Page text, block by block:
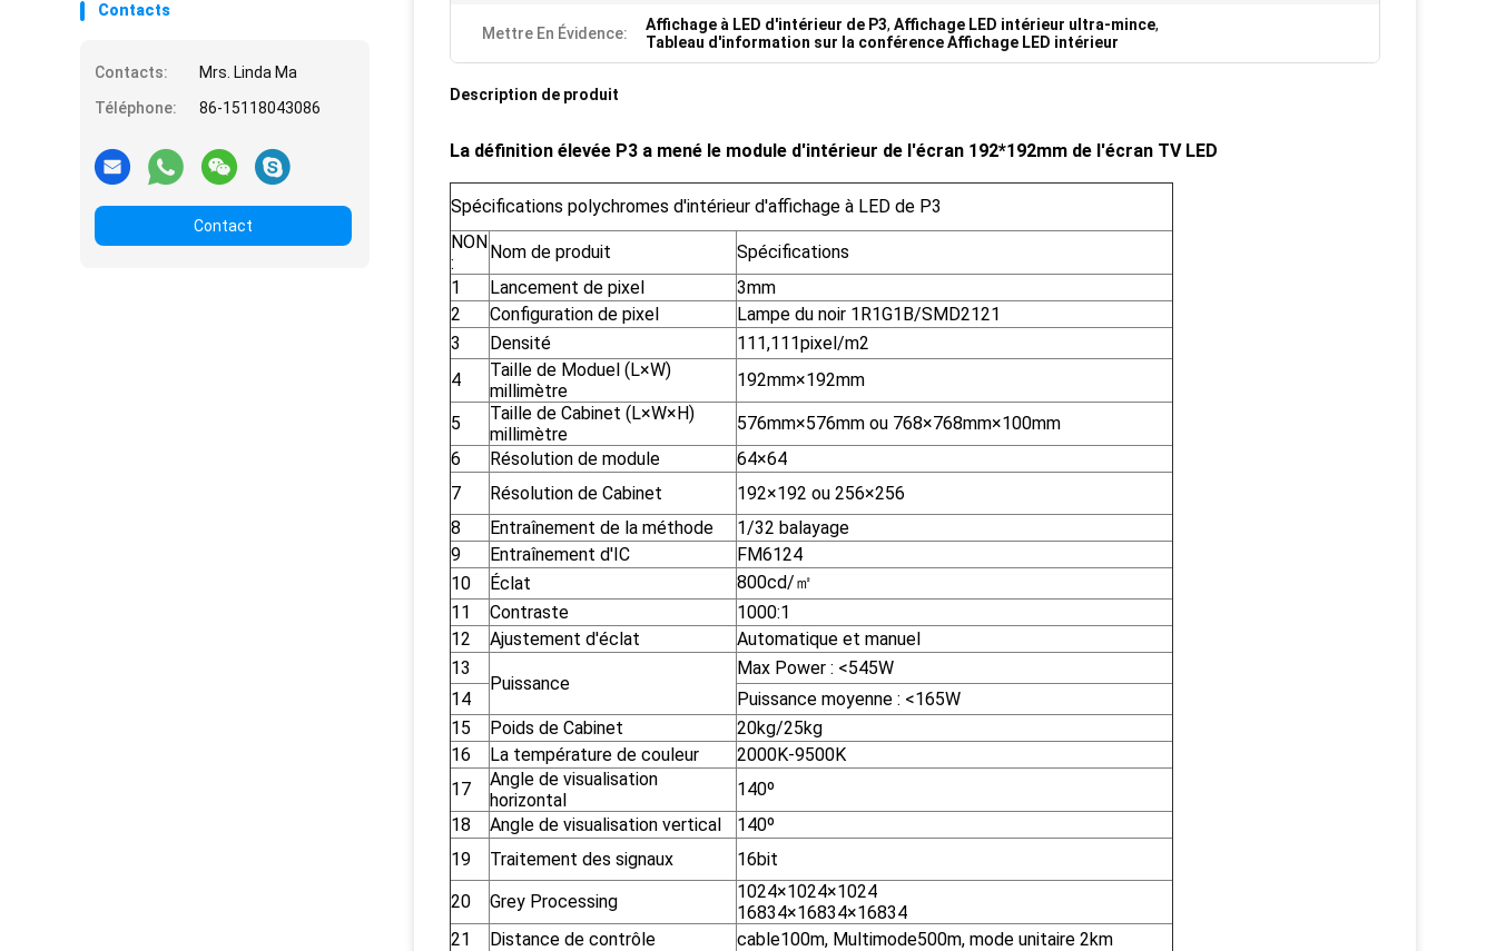
Contacts
Contacts:
Mrs. Linda Ma
Téléphone:
86-15118043086
Contact
Mettre En Évidence: Affichage à LED d'intérieur de P3, Affichage LED intérieur ultra-mince,
Tableau d'information sur la conférence Affichage LED intérieur
Description de produit
La définition élevée P3 a mené le module d'intérieur de l'écran 192*192mm de l'écran TV LED
Spécifications polychromes d'intérieur d'affichage à LED de P3
NON
:
Nom de produit
Spécifications
1
Lancement de pixel
3mm
2
Configuration de pixel
Lampe du noir 1R1G1B/SMD2121
3
Densité
111,111pixel/m2
4
Taille de Moduel (L×W)
millimètre
192mm×192mm
5
Taille de Cabinet (L×W×H)
millimètre
576mm×576mm ou 768×768mm×100mm
6
Résolution de module
64×64
7
Résolution de Cabinet
192×192 ou 256×256
8
Entraînement de la méthode
1/32 balayage
9
Entraînement d'IC
FM6124
10
Éclat
800cd/㎡
11
Contraste
1000:1
12
Ajustement d'éclat
Automatique et manuel
13
Puissance
Max Power : <545W
14
Puissance moyenne : <165W
15
Poids de Cabinet
20kg/25kg
16
La température de couleur
2000K-9500K
17
Angle de visualisation
horizontal
140º
18
Angle de visualisation vertical
140º
19
Traitement des signaux
16bit
20
Grey Processing
1024×1024×1024
16834×16834×16834
21
Distance de contrôle
cable100m, Multimode500m, mode unitaire 2km